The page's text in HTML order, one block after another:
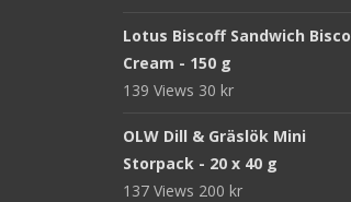
Lotus Biscoff Sandwich
Cream - 150 g
139 Views 30 kr
OLW Dill & Gräslök Mini
Storpack - 20 x 40 g
137 Views 200 kr